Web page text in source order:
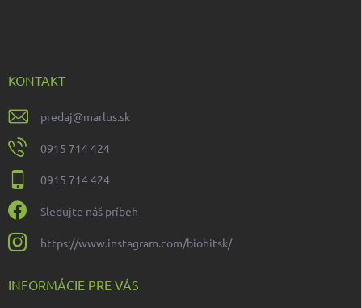
KONTAKT
predaj@marlus.sk
0915 714 424
0915 714 424
Sledujte náš príbeh
https://www.instagram.com/biohitsk/
INFORMÁCIE PRE VÁS